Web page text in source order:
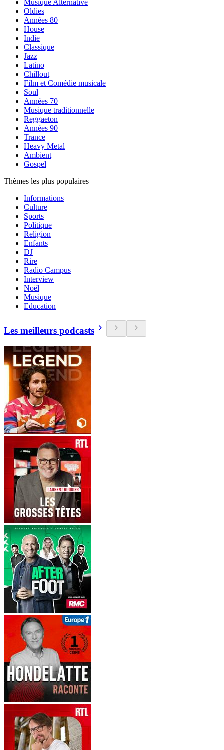
Musique Alternative
Oldies
Années 80
House
Indie
Classique
Jazz
Latino
Chillout
Film et Comédie musicale
Soul
Années 70
Musique traditionnelle
Reggaeton
Années 90
Trance
Heavy Metal
Ambient
Gospel
Thèmes les plus populaires
Informations
Culture
Sports
Politique
Religion
Enfants
DJ
Rire
Radio Campus
Interview
Noël
Musique
Education
Les meilleurs podcasts